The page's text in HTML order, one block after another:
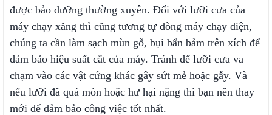
được bảo dưỡng thường xuyên. Đối với lưỡi cưa của
máy chạy xăng thì cũng tương tự dòng máy chạy điện,
chúng ta cần làm sạch mùn gỗ, bụi bẩn bảm trên xích để
đảm bảo hiệu suất cắt của máy. Tránh để lưỡi cưa va
chạm vào các vật cứng khác gây sứt mẻ hoặc gẫy. Và
nếu lưỡi đã quá mòn hoặc hư hại nặng thì bạn nên thay
mới để đảm bảo công việc tốt nhất.